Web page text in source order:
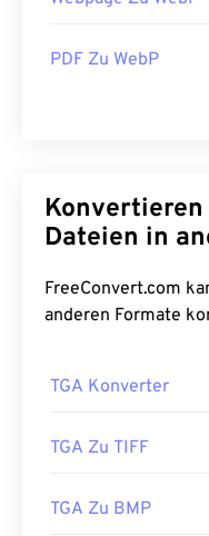
PDF Zu WebP
Konvertieren Sie
Dateien in
FreeConvert.com kann Ihre TGA -
anderen Formate
TGA Konverter
TGA Zu TIFF
TGA Zu BMP